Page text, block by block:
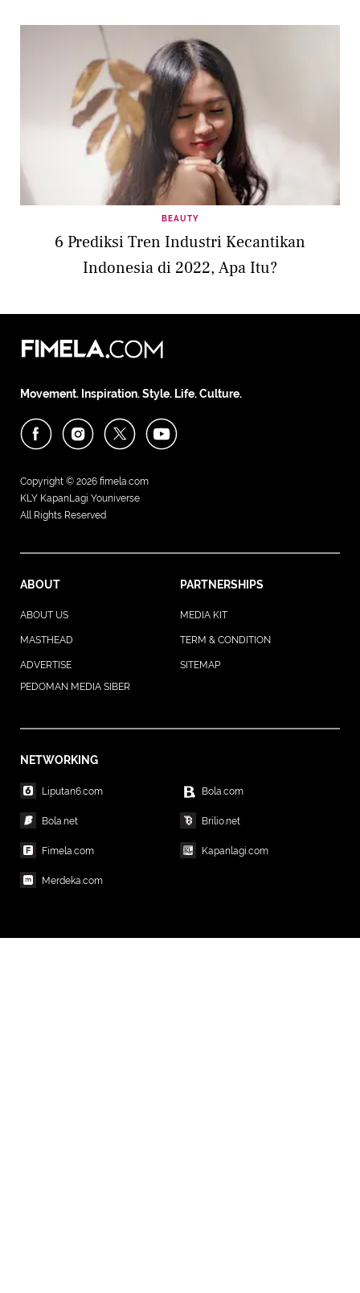
BEAUTY
6 Prediksi Tren Industri Kecantikan
Indonesia di 2022, Apa Itu?
Movement. Inspiration. Style. Life. Culture.
Copyright © 2026 fimela.com
KLY KapanLagi Youniverse
All Rights Reserved
ABOUT PARTNERSHIPS
ABOUT US MEDIA KIT
MASTHEAD TERM & CONDITION
ADVERTISE
SITEMAP
PEDOMAN MEDIA SIBER
NETWORKING
Liputan6.com Bola.com
Bola.net Brilio.net
Fimela.com Kapanlagi.com
Merdeka.com